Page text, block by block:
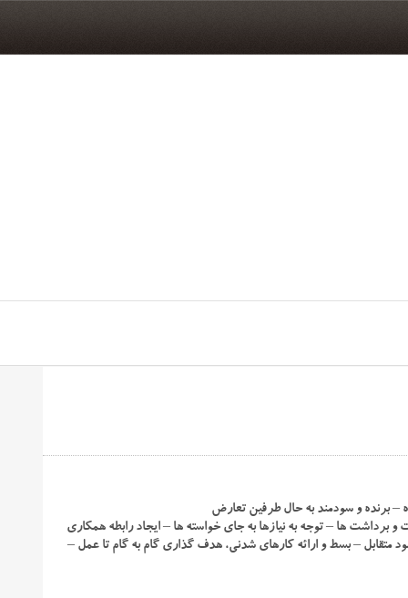
برنده و سودمند به حال طرفین تعارض
ها – توجه به نیازها به جای خواسته ها – ایجاد رابطه همکاری
متقابل – بسط و ارائه کارهای شدنی، هدف گذاری گام به گام تا عمل –